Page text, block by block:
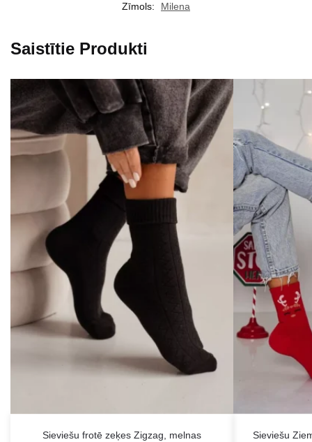
Zīmols:
Milena
Saistītie Produkti
Sieviešu frotē zeķes Zigzag, melnas Sieviešu